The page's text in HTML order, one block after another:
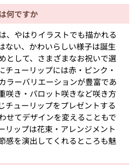
何ですか
、やはりイラストでも描かれる
ない、かわいらしい様子は誕生
として、さまざまなお祝いで選
チューリップには赤・ピンク・
ラーバリエーションが豊富であ
咲き・パロット咲きなど咲き方
チューリップをプレゼントする
せてデザインを変えることもで
リップは花束・アレンジメント
感を演出してくれるところも魅